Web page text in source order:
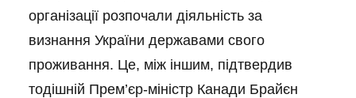
організації розпочали діяльність за
визнання України державами свого
проживання. Це, між іншим, підтвердив
тодішній Прем’єр-міністр Канади Брайєн